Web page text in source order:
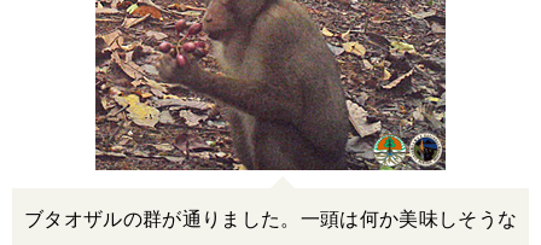
ブタオザルの群が通りました。一頭は何か美味しそうな